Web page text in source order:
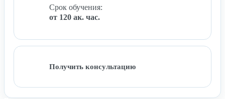
Срок обучения:
от 120 ак. час.
Получить консультацию